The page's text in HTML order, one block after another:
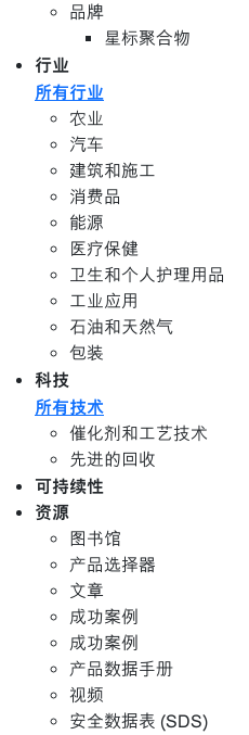
品牌
星标聚合物
行业
所有行业
农业
汽车
建筑和施工
消费品
能源
医疗保健
卫生和个人护理用品
工业应用
石油和天然气
包装
科技
所有技术
催化剂和工艺技术
先进的回收
可持续性
资源
图书馆
产品选择器
文章
成功案例
成功案例
产品数据手册
视频
安全数据表 (SDS)